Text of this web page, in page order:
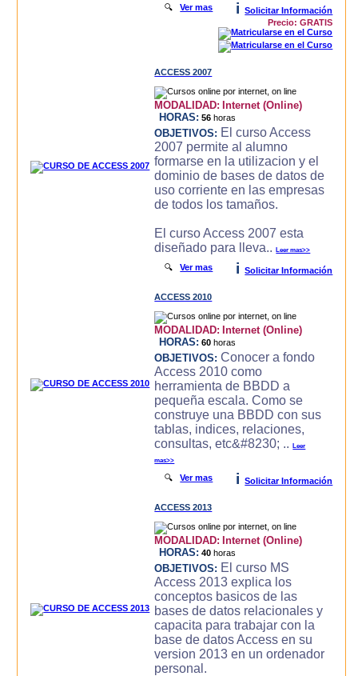
🔍Ver mas i
Solicitar Información
Precio: GRATIS
ACCESS 2007
MODALIDAD: Internet (Online)
HORAS: 56 horas
OBJETIVOS: El curso Access
2007 permite al alumno
formarse en la utilizacion y el
dominio de bases de datos de
uso corriente en las empresas
de todos los tamaños.
El curso Access 2007 esta
diseñado para lleva..Leer mas>>
🔍Ver mas i Solicitar Información
ACCESS 2010
MODALIDAD: Internet (Online)
HORAS: 60 horas
OBJETIVOS: Conocer a fondo
Access 2010 como
herramienta de BBDD a
pequeña escala. Como se
construye una BBDD con sus
tablas, indices, relaciones,
consultas, etc&#8230; ..Leer
mas>>
🔍Ver mas i Solicitar Información
ACCESS 2013
MODALIDAD: Internet (Online)
HORAS: 40 horas
OBJETIVOS: El curso MS
Access 2013 explica los
conceptos basicos de las
bases de datos relacionales y
capacita para trabajar con la
base de datos Access en su
version 2013 en un ordenador
personal.